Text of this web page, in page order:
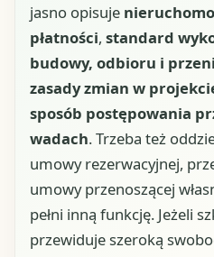
jasno opisuje
płatności, standard
budowy, odbioru i
zasady zmian w
sposób postępowania
wadach. Trzeba też
umowy rezerwacyjnej,
umowy przenoszącej
pełni inną funkcję. Jeżeli
przewiduje szeroką